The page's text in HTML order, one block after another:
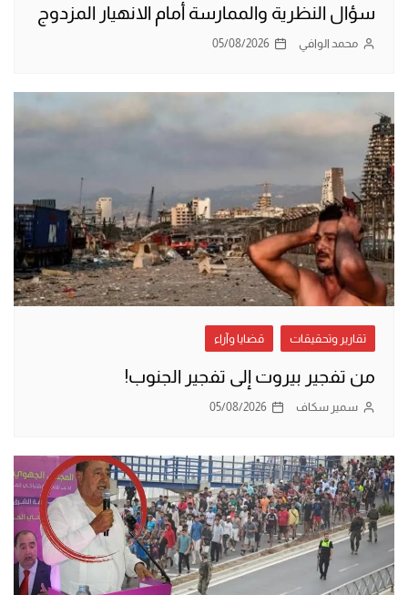
سؤال النظرية والممارسة أمام الانهيار المزدوج
محمد الوافي 05/08/2026
تقارير وتحقيقات قضايا وآراء
من تفجير بيروت إلى تفجير الجنوب!
سمير سكاف 05/08/2026